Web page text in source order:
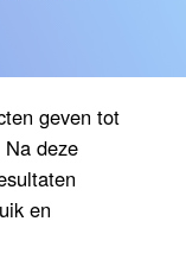
geven tot
deze
en